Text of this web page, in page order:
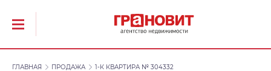
ГЛАВНАЯ ПРОДАЖА 1-К КВАРТИРА № 304332